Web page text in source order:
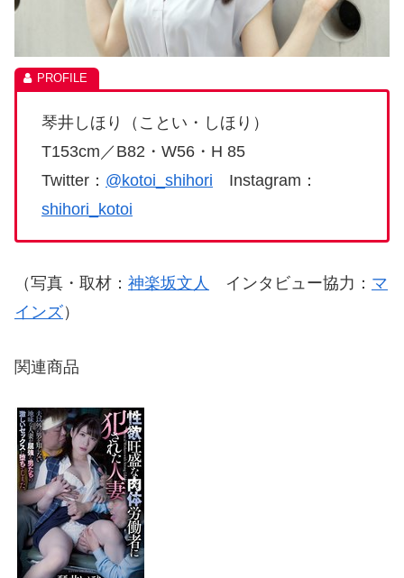
琴井しほり（ことい・しほり）
T153cm／B82・W56・H 85
Twitter： @kotoi_shihori Instagram：
shihori_kotoi
（写真・取材： 神楽坂文人 インタビュー協力： マ
インズ）
関連商品